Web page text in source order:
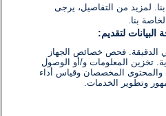
لمزيد من التفاصيل، يرجى
بنا.
لتقديم:
الدقيقة. فحص خصائص الجهاز
تخزين المعلومات و/أو الوصول
والمحتوى المخصصان وقياس أداء
وتطوير الخدمات.